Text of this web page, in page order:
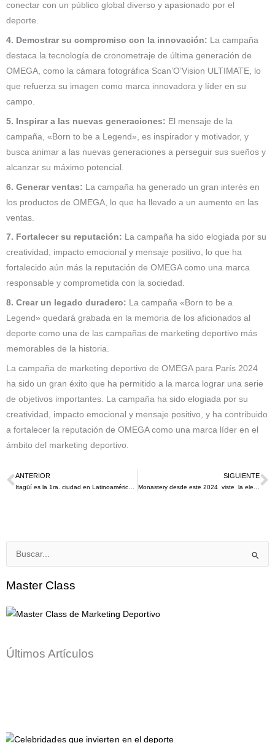
conectar con un público global diverso y apasionado por el
deporte.
4. Demostrar su compromiso con la innovación: La campaña
destaca la tecnología de cronometraje de última generación de
OMEGA, como la cámara fotográfica Scan’O’Vision ULTIMATE, lo
que refuerza su imagen como marca innovadora y líder en su
campo.
5. Inspirar a las nuevas generaciones: El mensaje de la
campaña, «Born to be a Legend», es inspirador y motivador, y
busca animar a las nuevas generaciones a perseguir sus sueños y
alcanzar su máximo potencial.
6. Generar ventas: La campaña ha generado un gran interés en
los productos de OMEGA, lo que ha llevado a un aumento en las
ventas.
7. Fortalecer su reputación: La campaña ha sido elogiada por su
creatividad, impacto emocional y mensaje positivo, lo que ha
fortalecido aún más la reputación de OMEGA como una marca
responsable y comprometida con la sociedad.
8. Crear un legado duradero: La campaña «Born to be a
Legend» quedará grabada en la memoria de los aficionados al
deporte como una de las campañas de marketing deportivo más
memorables de la historia.
La campaña de marketing deportivo de OMEGA para París 2024
ha sido un gran éxito que ha permitido a la marca lograr una serie
de objetivos importantes. La campaña ha sido elogiada por su
creatividad, impacto emocional y mensaje positivo, y ha contribuido
a fortalecer la reputación de OMEGA como una marca líder en el
ámbito del marketing deportivo.
Ant
ANTERIOR SIGUIENTE
Buscar
Master Class
Últimos Artículos